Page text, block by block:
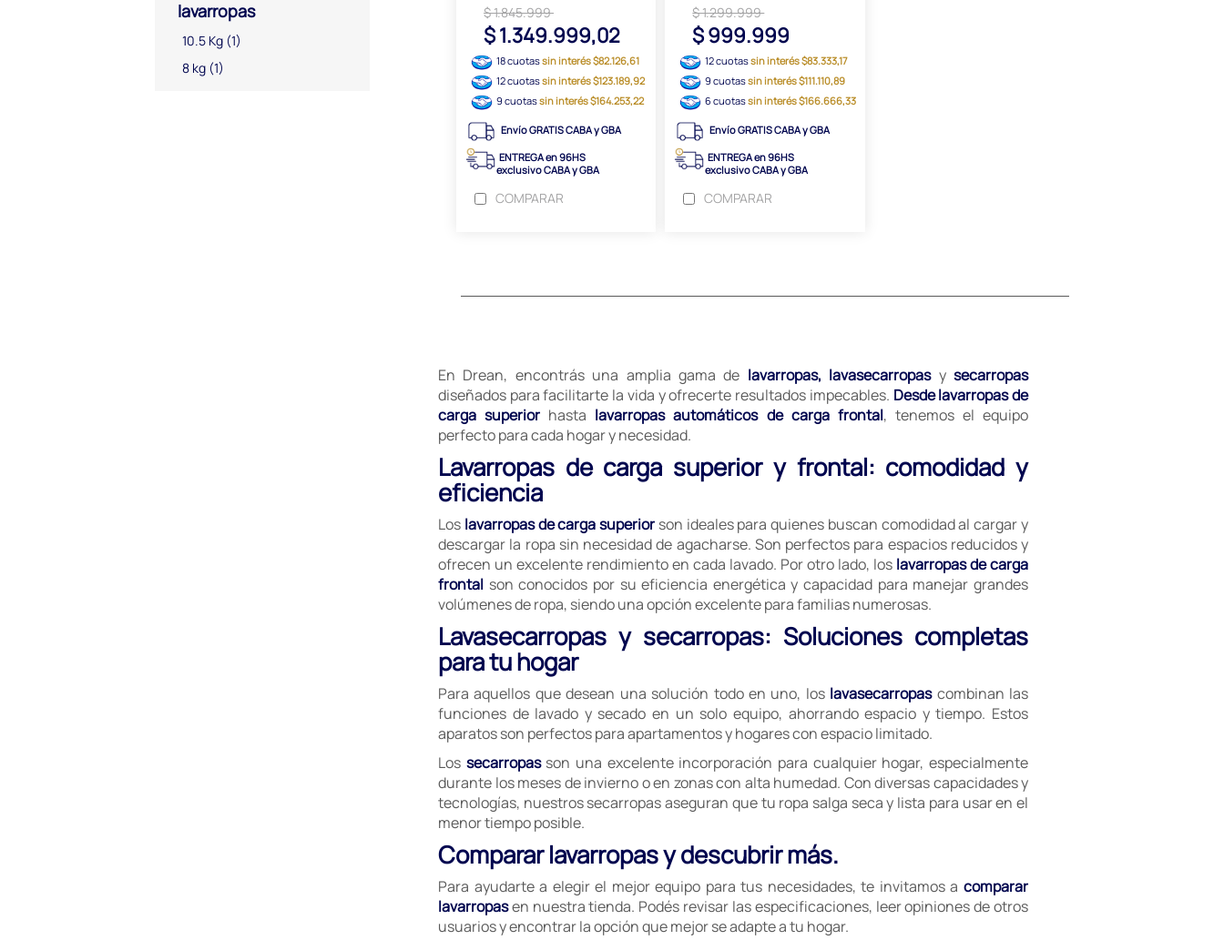
lavarropas
10.5 Kg (1)
8 kg (1)
$ 1.845.999
$ 1.349.999,02
18 cuotassin interés $82.126,61
12 cuotassin interés $123.189,92
9 cuotassin interés $164.253,22
Envío GRATIS CABA y GBA
ENTREGA en 96HS
exclusivo CABA y GBA
COMPARAR
$ 1.299.999
$ 999.999
12 cuotassin interés $83.333,17
9 cuotassin interés $111.110,89
6 cuotassin interés $166.666,33
Envío GRATIS CABA y GBA
ENTREGA en 96HS
exclusivo CABA y GBA
COMPARAR
En Drean, encontrás una amplia gama de lavarropas, lavasecarropasysecarropas
diseñados para facilitarte la vida y ofrecerte resultados impecables. Desde lavarropas de
carga superior hasta lavarropas automáticos de carga frontal, tenemos el equipo
perfecto para cada hogar y necesidad.
Lavarropas de carga superior y frontal: comodidad y
eficiencia
Los lavarropas de carga superior son ideales para quienes buscan comodidad al cargar y
descargar la ropa sin necesidad de agacharse. Son perfectos para espacios reducidos y
ofrecen un excelente rendimiento en cada lavado. Por otro lado, los lavarropas de carga
frontal son conocidos por su eficiencia energética y capacidad para manejar grandes
volúmenes de ropa, siendo una opción excelente para familias numerosas.
Lavasecarropas y secarropas: Soluciones completas
para tu hogar
Para aquellos que desean una solución todo en uno, los lavasecarropascombinan las
funciones de lavado y secado en un solo equipo, ahorrando espacio y tiempo. Estos
aparatos son perfectos para apartamentos y hogares con espacio limitado.
Los secarropasson una excelente incorporación para cualquier hogar, especialmente
durante los meses de invierno o en zonas con alta humedad. Con diversas capacidades y
tecnologías, nuestros secarropas aseguran que tu ropa salga seca y lista para usar en el
menor tiempo posible.
Comparar lavarropas y descubrir más.
Para ayudarte a elegir el mejor equipo para tus necesidades, te invitamos a comparar
lavarropasen nuestra tienda. Podés revisar las especificaciones, leer opiniones de otros
usuarios y encontrar la opción que mejor se adapte a tu hogar.